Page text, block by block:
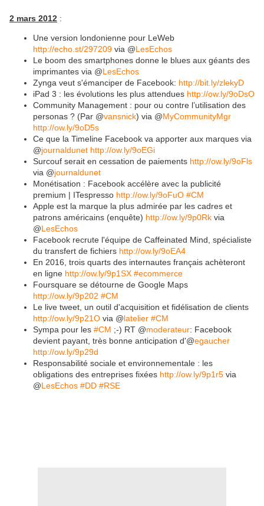
2 mars 2012 :
Une version londonienne pour LeWeb
http://echo.st/297209 via @LesEchos
Le boom des smartphones donne le blues aux géants des
imprimantes via @LesEchos
Zynga veut s'émanciper de Facebook: http://bit.ly/zlekyD
iPad 3 : les évolutions les plus attendues http://ow.ly/9oDsO
Community Management : pour ou contre l’utilisation des
personas ? (Par @vansnick) via @MyCommunityMgr
http://ow.ly/9oD5s
Ce que la Timeline Facebook va apporter aux marques via
@journaldunet http://ow.ly/9oEGi
Surcouf serait en cessation de paiements http://ow.ly/9oFls
via @journaldunet
Monétisation : Facebook accélère avec la publicité
premium | ITespresso http://ow.ly/9oFuO #CM
Apple est la marque la plus admirée par les cadres et
patrons américains (enquête) http://ow.ly/9p0Rk via
@LesEchos
Facebook recrute l'équipe de Caffeinated Mind, spécialiste
du transfert de fichiers http://ow.ly/9oEA4
En 2016, trois quarts des internautes français achèteront
en ligne http://ow.ly/9p1SX #ecommerce
Foursquare se détourne de Google Maps
http://ow.ly/9p202 #CM
Le live tweet, un outil d'acquisition et fidélisation de clients
http://ow.ly/9p21O via @latelier #CM
Sympa pour les #CM ;-) RT @moderateur: Facebook
devient payant, très bonne anticipation d'@egaucher
http://ow.ly/9p29d
Responsabilité sociale et environnementale : les
obligations des entreprises fixées http://ow.ly/9p1r5 via
@LesEchos #DD #RSE